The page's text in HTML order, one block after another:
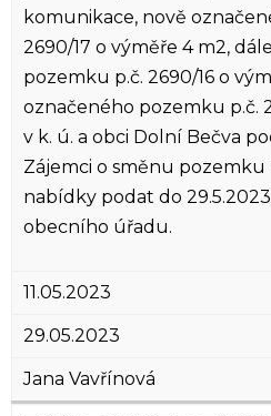
komunikace, nově
2690/17 o výměře 4 m2,
pozemku p.č. 2690/16 o
označeného pozemku p.č.
v k. ú. a obci Dolní Bečva
Zájemci o směnu
nabídky podat do
obecního úřadu.
11.05.2023
29.05.2023
Jana Vavřínová